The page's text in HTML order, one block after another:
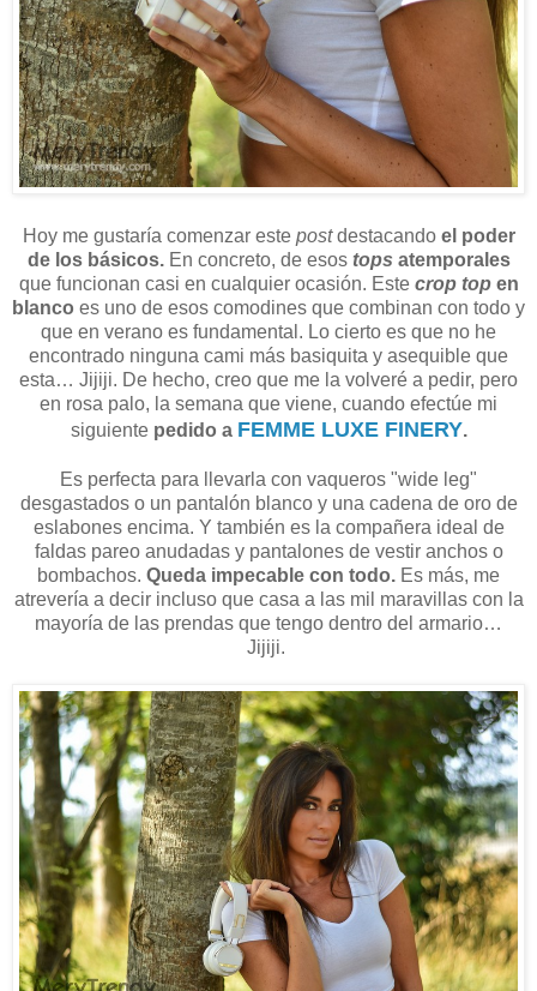
Hoy me gustaría comenzar este postdestacando el poder
de los básicos.En concreto, de esos tops atemporales
que funcionan casi en cualquier ocasión. Estecrop topen
blanco es uno de esos comodines que combinan con todo y
que en verano es fundamental. Lo cierto es que no he
encontrado ninguna cami más basiquita y asequible que
esta… Jijiji. De hecho, creo que me la volveré a pedir, pero
en rosa palo, la semana que viene, cuando efectúe mi
siguiente pedido a FEMME LUXE FINERY.
Es perfecta para llevarla con vaqueros "wide leg"
desgastados o un pantalón blanco y una cadena de oro de
eslabones encima. Y también es la compañera ideal de
faldas pareo anudadas y pantalones de vestir anchos o
bombachos. Queda impecable con todo. Es más, me
atrevería a decir incluso que casa a las mil maravillas con la
mayoría de las prendas que tengo dentro del armario…
Jijiji.